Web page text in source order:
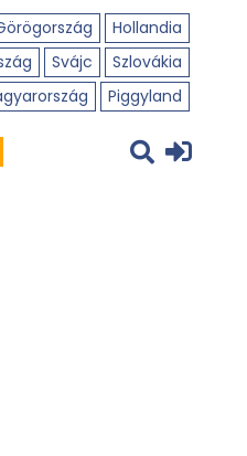
Hollandia
Svájc
Szlovákia
Piggyland